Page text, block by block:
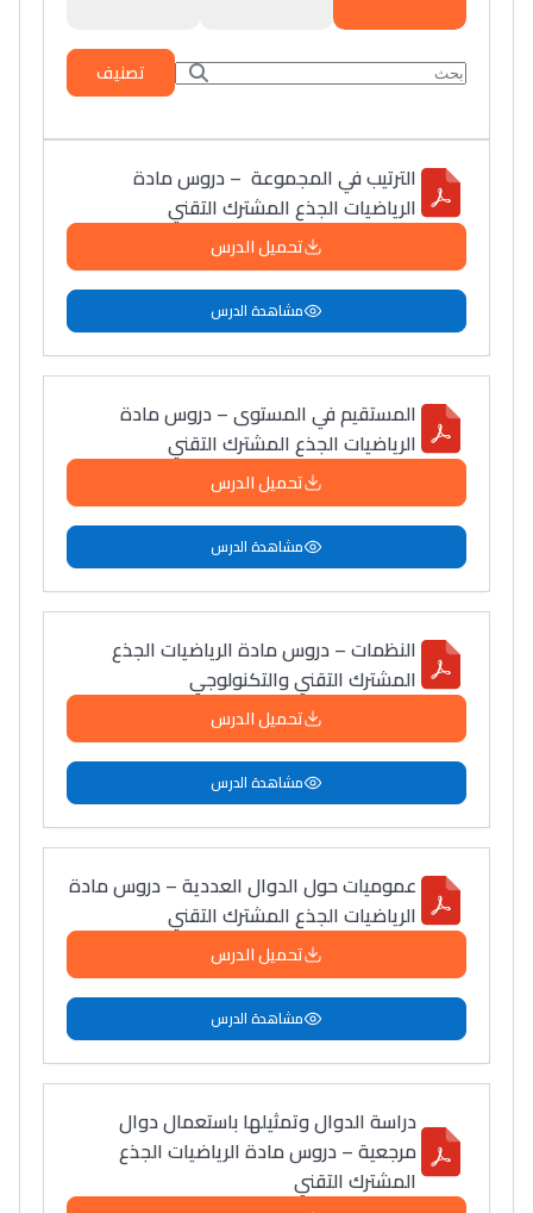
تصنيف
الترتيب في المجموعة – دروس مادة
الرياضيات الجذع المشترك التقني
تحميل الدرس
مشاهدة الدرس
المستقيم في المستوى – دروس مادة
الرياضيات الجذع المشترك التقني
تحميل الدرس
مشاهدة الدرس
النظمات – دروس مادة الرياضيات الجذع
المشترك التقني والتكنولوجي
تحميل الدرس
مشاهدة الدرس
عموميات حول الدوال العددية – دروس مادة
الرياضيات الجذع المشترك التقني
تحميل الدرس
مشاهدة الدرس
دراسة الدوال وتمثيلها باستعمال دوال
مرجعية – دروس مادة الرياضيات الجذع
المشترك التقني